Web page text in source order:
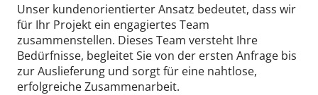
Unser kundenorientierter Ansatz bedeutet, dass wir
für Ihr Projekt ein engagiertes Team
zusammenstellen. Dieses Team versteht Ihre
Bedürfnisse, begleitet Sie von der ersten Anfrage bis
zur Auslieferung und sorgt für eine nahtlose,
erfolgreiche Zusammenarbeit.